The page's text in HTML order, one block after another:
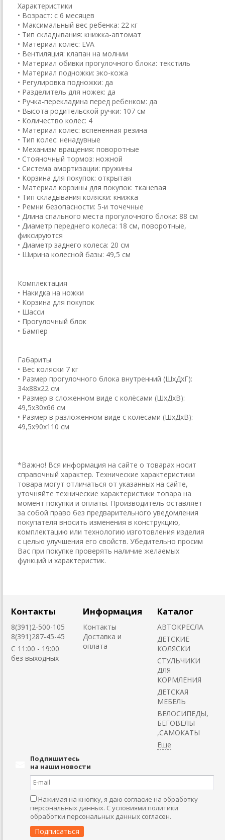
Характеристики
• Возраст: с 6 месяцев
• Максимальный вес ребенка: 22 кг
• Тип складывания: книжка-автомат
• Материал колёс: EVA
• Вентиляция: клапан на молнии
• Материал обивки прогулочного блока: текстиль
• Материал подножки: эко-кожа
• Регулировка подножки: да
• Разделитель для ножек: да
• Ручка-перекладина перед ребенком: да
• Высота родительской ручки: 107 см
• Количество колес: 4
• Материал колес: вспененная резина
• Тип колес: ненадувные
• Механизм вращения: поворотные
• Стояночный тормоз: ножной
• Система амортизации: пружины
• Корзина для покупок: открытая
• Материал корзины для покупок: тканевая
• Тип складывания коляски: книжка
• Ремни безопасности: 5-и точечные
• Длина спального места прогулочного блока: 88 см
• Диаметр переднего колеса: 18 см, поворотные,
фиксируются
• Диаметр заднего колеса: 20 см
• Ширина колесной базы: 49,5 см
Комплектация
• Накидка на ножки
• Корзина для покупок
• Шасси
• Прогулочный блок
• Бампер
Габариты
• Вес коляски 7 кг
• Размер прогулочного блока внутренний (ШхДхГ):
34х88х22 см
• Размер в сложенном виде с колёсами (ШхДхВ):
49,5х30х66 см
• Размер в разложенном виде с колёсами (ШхДхВ):
49,5х90х110 см
*Важно! Вся информация на сайте о товарах носит
справочный характер. Технические характеристики
товара могут отличаться от указанных на сайте,
уточняйте технические характеристики товара на
момент покупки и оплаты. Производитель оставляет
за собой право без предварительного уведомления
покупателя вносить изменения в конструкцию,
комплектацию или технологию изготовления изделия
с целью улучшения его свойств. Убедительно просим
Вас при покупке проверять наличие желаемых
функций и характеристик.
Контакты
8(391)2-500-105
8(391)287-45-45
C 11:00 - 19:00
без выходных
Информация
Контакты
Доставка и
оплата
Каталог
АВТОКРЕСЛА
ДЕТСКИЕ
КОЛЯСКИ
CТУЛЬЧИКИ
ДЛЯ
КОРМЛЕНИЯ
ДЕТСКАЯ
МЕБЕЛЬ
ВЕЛОСИПЕДЫ,
БЕГОВЕЛЫ
,САМОКАТЫ
Подпишитесь
на наши новости
Нажимая на кнопку, я даю согласие на обработку
персональных данных. С условиями политики
обработки персональных данных согласен.